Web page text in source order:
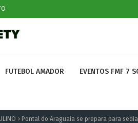
FUTEBOL AMADOR EVENTOS FMF 7
Pontal do Araguaia se prepara para